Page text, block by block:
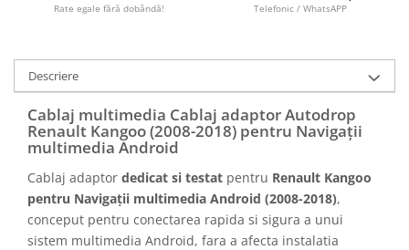
Camere marșarier auto
Camere Skoda
Camere Volkswagen
Camere Mercedes Benz
Camere Audi
Rate egale fără dobândă! Telefonic / WhatsAPP
Descriere
Cablaj multimedia Cablaj adaptor Autodrop
Renault Kangoo (2008-2018) pentru Navigații
multimedia Android
Cablaj adaptor dedicat si testat pentru Renault Kangoo
pentru Navigații multimedia Android (2008-2018),
conceput pentru conectarea rapida si sigura a unui
sistem multimedia Android, fara a afecta instalatia